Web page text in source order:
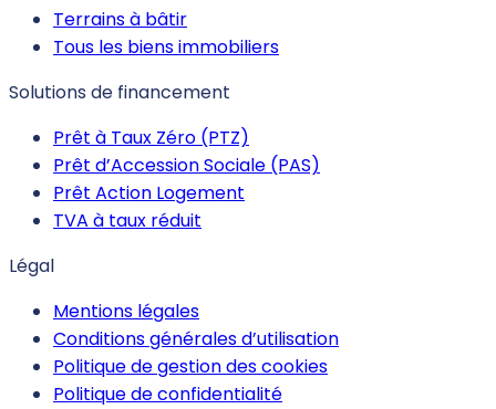
Terrains à bâtir
Tous les biens immobiliers
Solutions de financement
Prêt à Taux Zéro (PTZ)
Prêt d’Accession Sociale (PAS)
Prêt Action Logement
TVA à taux réduit
Légal
Mentions légales
Conditions générales d’utilisation
Politique de gestion des cookies
Politique de confidentialité